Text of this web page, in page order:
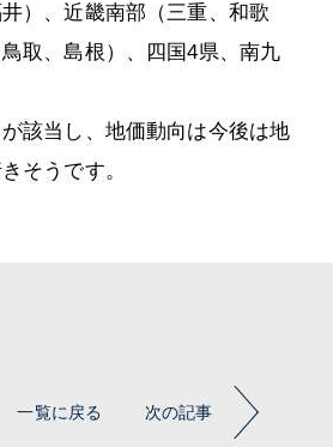
井）、近畿南部（三重、和歌
取、島根）、四国4県、南九
が該当し、地価動向は今後は地
そうです。
一覧に戻る 次の記事